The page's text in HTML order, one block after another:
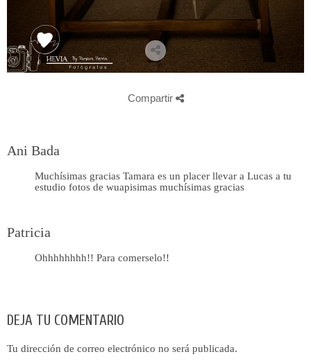
Compartir
Ani Bada
Muchísimas gracias Tamara es un placer llevar a Lucas a tu
estudio fotos de wuapisimas muchísimas gracias
Patricia
Ohhhhhhhh!! Para comerselo!!
DEJA TU COMENTARIO
Tu dirección de correo electrónico no será publicada.